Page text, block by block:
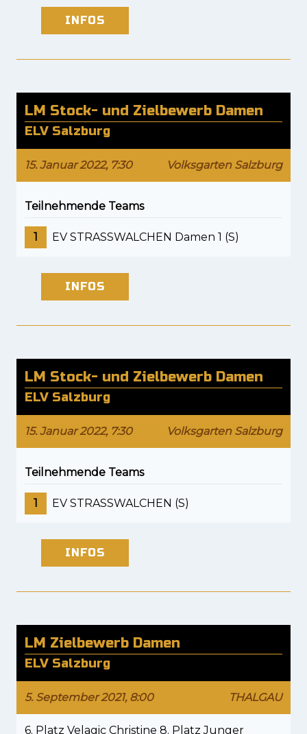
INFOS
LM Stock- und Zielbewerb Damen
ELV Salzburg
15. Januar 2022, 7:30 Volksgarten Salzburg
Teilnehmende Teams
1 EV STRASSWALCHEN Damen 1 (S)
INFOS
LM Stock- und Zielbewerb Damen
ELV Salzburg
15. Januar 2022, 7:30 Volksgarten Salzburg
Teilnehmende Teams
1 EV STRASSWALCHEN (S)
INFOS
LM Zielbewerb Damen
ELV Salzburg
5. September 2021, 8:00 THALGAU
6. Platz Velagic Christine 8. Platz Junger